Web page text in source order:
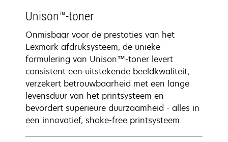
Unison™-toner
Onmisbaar voor de prestaties van het
Lexmark afdruksysteem, de unieke
formulering van Unison™-toner levert
consistent een uitstekende beeldkwaliteit,
verzekert betrouwbaarheid met een lange
levensduur van het printsysteem en
bevordert superieure duurzaamheid - alles in
een innovatief, shake-free printsysteem.